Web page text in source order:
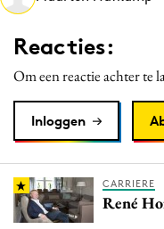
Media
Merkstrategie
PR
Programmatic
Reputatie & crisis
Reacties:
Om een reactie achter te
Inloggen
CARRIERE
René